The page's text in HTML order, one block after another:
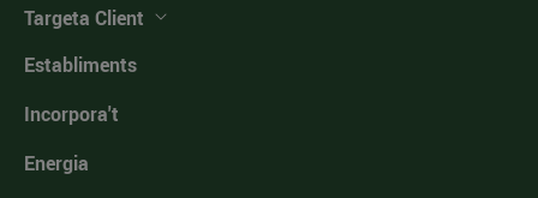
Targeta Client
Establiments
Incorpora't
Energia